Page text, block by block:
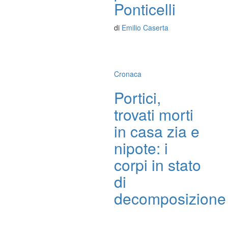
Ponticelli
di Emilio Caserta
Cronaca
Portici,
trovati morti
in casa zia e
nipote: i
corpi in stato
di
decomposizione